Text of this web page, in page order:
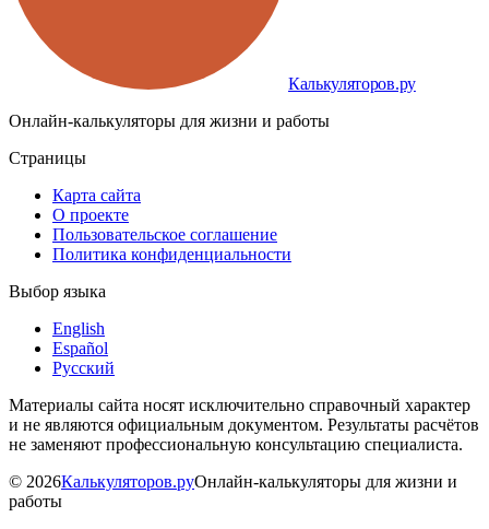
Калькуляторов.ру
Онлайн-калькуляторы для жизни и работы
Страницы
Карта сайта
О проекте
Пользовательское соглашение
Политика конфиденциальности
Выбор языка
English
Español
Русский
Материалы сайта носят исключительно справочный характер
и не являются официальным документом. Результаты расчётов
не заменяют профессиональную консультацию специалиста.
© 2026Калькуляторов.руОнлайн-калькуляторы для жизни и
работы